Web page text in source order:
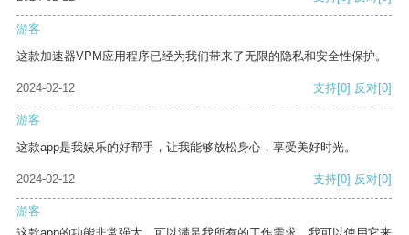
游客
这款加速器VPM应用程序已经为我们带来了无限的隐私和安全性保护。
2024-02-12 支持[0] 反对[0]
游客
这款app是我娱乐的好帮手，让我能够放松身心，享受美好时光。
2024-02-12 支持[0] 反对[0]
游客